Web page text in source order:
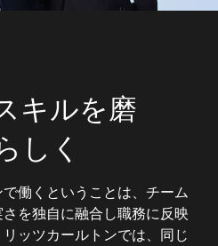
キルを磨
しく
働くということは、チーム
を独自に融合し職務に反映
ッツカールトンでは、同じ